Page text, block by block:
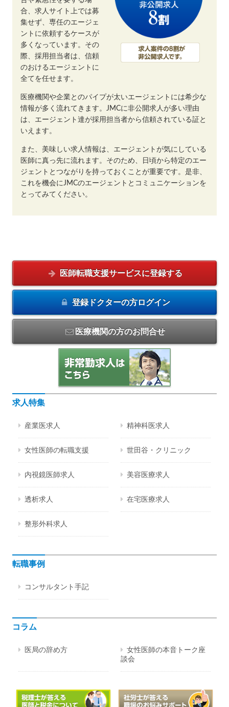
合、求人サイト上では募
集せず、専任のエージェ
ントに依頼するケースが
多くなっています。その
際、採用担当者は、信頼
のおけるエージェントに
全てを任せます。
医療機関や企業とのパイプが太いエージェントには希少な
情報が多く流れてきます。JMCに非公開求人が多い理由
は、エージェント達が採用担当者から信頼されている証と
いえます。
また、美味しい求人情報は、エージェントが気にしている
医師に真っ先に流れます。そのため、日頃から特定のエー
ジェントとつながりを持っておくことが重要です。是非、
これを機会にJMCのエージェントとコミュニケーションを
とってみてください。
医師転職支援サービスに登録する
登録ドクターの方ログイン
医療機関の方のお問合せ
求人特集
産業医求人 精神科医求人
女性医師の転職支援 世田谷・クリニック
内視鏡医師求人 美容医療求人
透析求人 在宅医療求人
整形外科求人
転職事例
コンサルタント手記
コラム
医局の辞め方
女性医師の本音トーク座
談会